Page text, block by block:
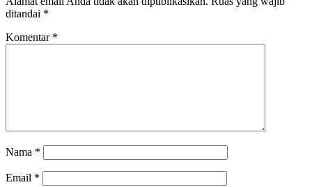
ditandai *
Komentar *
Nama *
Email *